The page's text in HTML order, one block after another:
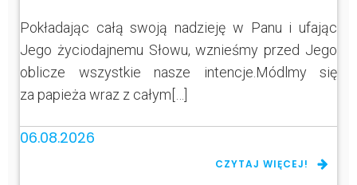
Pokładając całą swoją nadzieję w Panu i ufając
Jego życiodajnemu Słowu, wznieśmy przed Jego
oblicze wszystkie nasze intencje.Módlmy się
za papieża wraz z całym[…]
06.08.2026
CZYTAJ WIĘCEJ!